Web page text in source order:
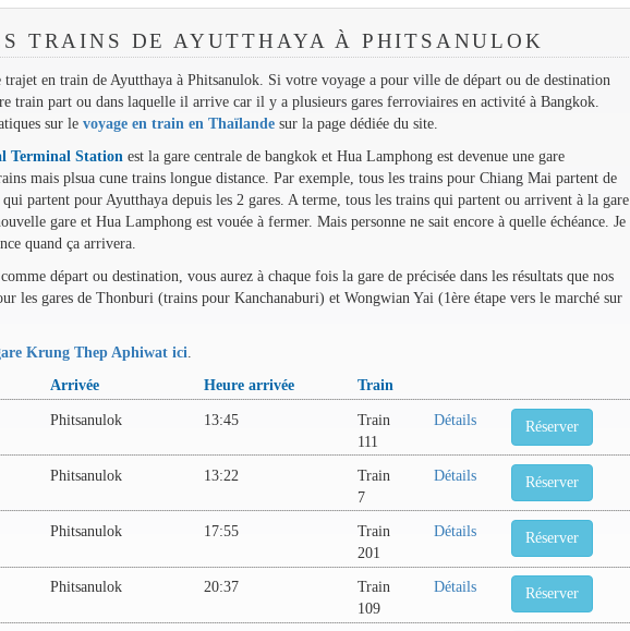
TRAINS DE AYUTTHAYA À PHITSANULOK
en train de Ayutthaya à Phitsanulok. Si votre voyage a pour ville de départ ou de destination
train part ou dans laquelle il arrive car il y a plusieurs gares ferroviaires en activité à Bangkok.
sur le voyage en train en Thaïlandesur la page dédiée du site.
Terminal Stationest la gare centrale de bangkok et Hua Lamphong est devenue une gare
mais plsua cune trains longue distance. Par exemple, tous les trains pour Chiang Mai partent de
partent pour Ayutthaya depuis les 2 gares. A terme, tous les trains qui partent ou arrivent à la gare
gare et Hua Lamphong est vouée à fermer. Mais personne ne sait encore à quelle échéance. Je
quand ça arrivera.
départ ou destination, vous aurez à chaque fois la gare de précisée dans les résultats que nos
les gares de Thonburi (trains pour Kanchanaburi) et Wongwian Yai (1ère étape vers le marché sur
Krung Thep Aphiwat ici.
Arrivée Heure arrivée
Train
Phitsanulok 13:45
Train
111
Détails Réserver
Phitsanulok 13:22
Train
7
Détails Réserver
Phitsanulok 17:55
Train
201
Détails Réserver
Phitsanulok 20:37
Train
109
Détails Réserver